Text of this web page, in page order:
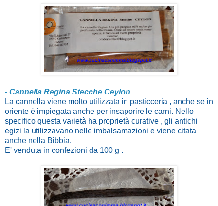
- Cannella Regina Stecche Ceylon
La cannella viene molto utilizzata in pasticceria , anche se in
oriente è impiegata anche per insaporire le carni. Nello
specifico questa varietà ha proprietà curative , gli antichi
egizi la utilizzavano nelle imbalsamazioni e viene citata
anche nella Bibbia.
E' venduta in confezioni da 100 g .